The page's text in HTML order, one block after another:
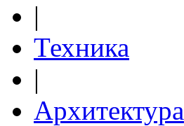
|
Техника
|
Архитектура